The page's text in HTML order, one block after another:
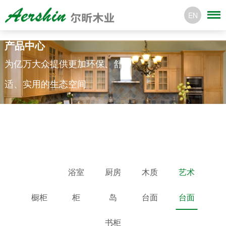
EN
产品中心
为亿万大众提供更加环保、舒
适、实用的生态空间
橱柜
浴室
柜
厨房
岛
木质
台面
艺术
台面
书柜